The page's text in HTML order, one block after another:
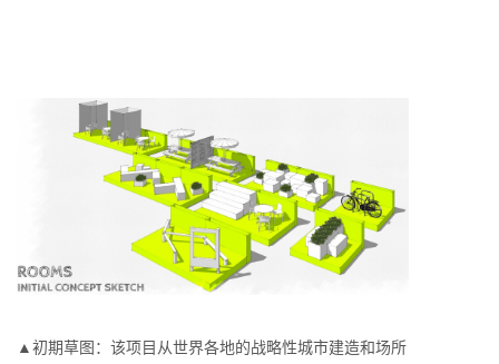
▲初期草图：该项目从世界各地的战略性城市建造和场所